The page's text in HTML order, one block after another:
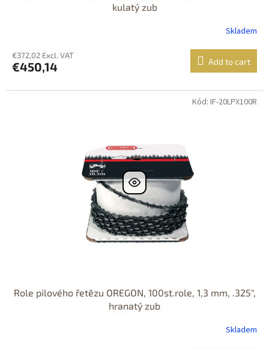
kulatý zub
Skladem
€372,02 Excl. VAT
€450,14 Add to cart
Role pilového řetězu OREGON, 100st.role, 1,3 mm, .325",
hranatý zub
Skladem
Kód: IF-20LPX100R